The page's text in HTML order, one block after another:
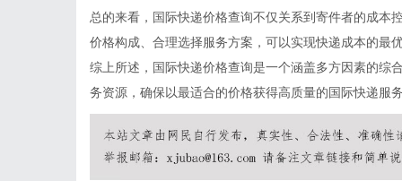
总的来看，国际快递价格查询不仅关系到寄件者的成本
价格构成、合理选择服务方案，可以实现快递成本的最
综上所述，国际快递价格查询是一个涵盖多方因素的综
务资源，确保以最适合的价格获得高质量的国际快递服